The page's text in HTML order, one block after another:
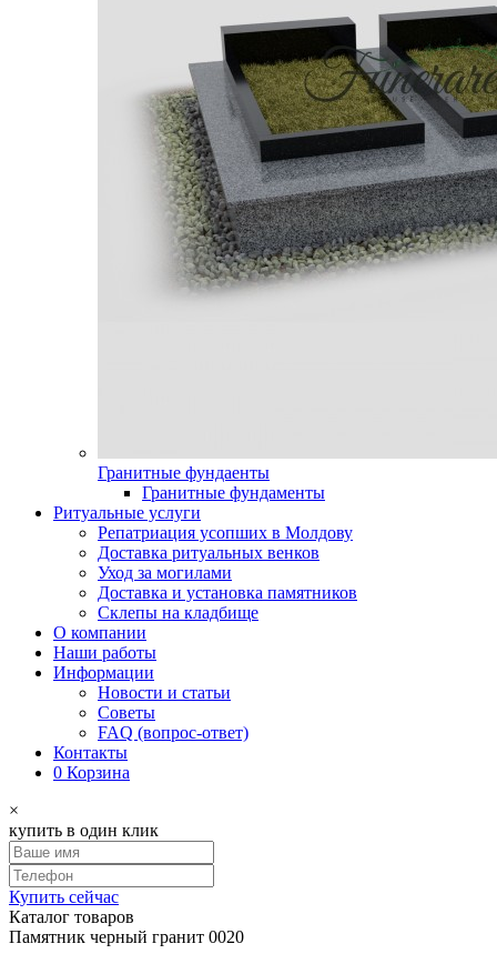
Гранитные фундаенты
Гранитные фундаменты
Ритуальные услуги
Репатриация усопших в Молдову
Доставка ритуальных венков
Уход за могилами
Доставка и установка памятников
Склепы на кладбище
О компании
Наши работы
Информации
Новости и статьи
Советы
FAQ (вопрос-ответ)
Контакты
0 Корзина
×
купить в один клик
Купить сейчас
Каталог товаров
Памятник черный гранит 0020